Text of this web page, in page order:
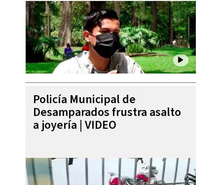
Policía Municipal de
Desamparados frustra asalto
a joyería | VIDEO